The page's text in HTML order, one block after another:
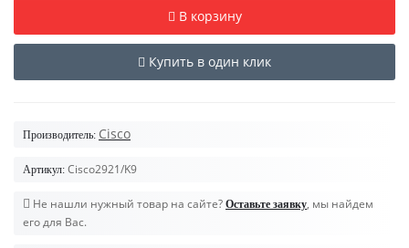
В корзину
Купить в один клик
Производитель: Cisco
Артикул: Cisco2921/K9
Не нашли нужный товар на сайте? Оставьте заявку, мы найдем
его для Вас.